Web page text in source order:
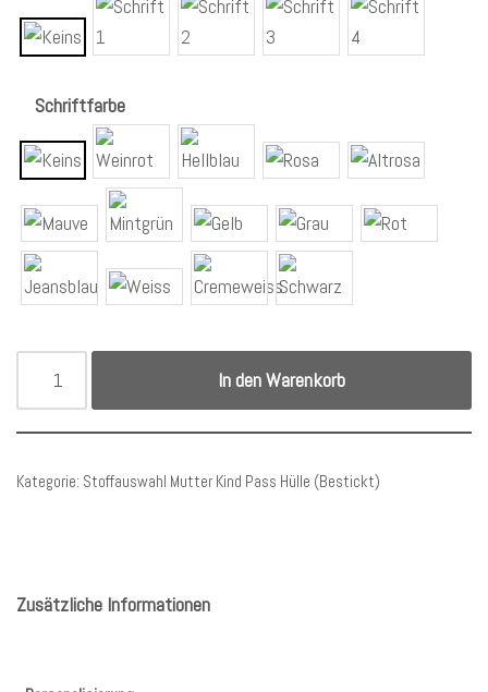
Schriftfarbe
In den Warenkorb
Kategorie: Stoffauswahl Mutter Kind Pass Hülle (Bestickt)
Zusätzliche Informationen